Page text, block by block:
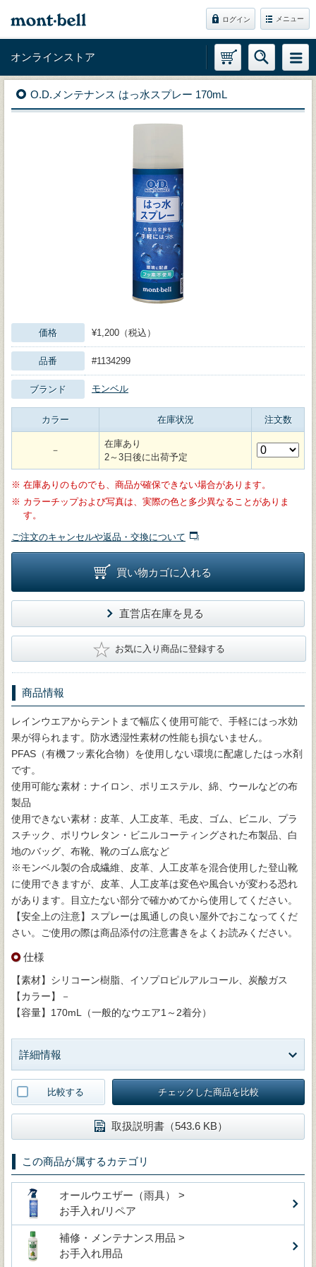
ログイン メニュー
オンラインストア
O.D.メンテナンス はっ水スプレー 170mL
価格 ¥1,200（税込）
品番 #1134299
ブランド モンベル
カラー 在庫状況 注文数
－
在庫あり
2～3日後に出荷予定
※ 在庫ありのものでも、商品が確保できない場合があります。
※ カラーチップおよび写真は、実際の色と多少異なることがありま
す。
ご注文のキャンセルや返品・交換について
買い物カゴに入れる
直営店在庫を見る
★ お気に入り商品に登録する
商品情報
レインウエアからテントまで幅広く使用可能で、手軽にはっ水効
果が得られます。防水透湿性素材の性能も損ないません。
PFAS（有機フッ素化合物）を使用しない環境に配慮したはっ水剤
です。
使用可能な素材：ナイロン、ポリエステル、綿、ウールなどの布
製品
使用できない素材：皮革、人工皮革、毛皮、ゴム、ビニル、プラ
スチック、ポリウレタン・ビニルコーティングされた布製品、白
地のバッグ、布靴、靴のゴム底など
※モンベル製の合成繊維、皮革、人工皮革を混合使用した登山靴
に使用できますが、皮革、人工皮革は変色や風合いが変わる恐れ
があります。目立たない部分で確かめてから使用してください。
【安全上の注意】スプレーは風通しの良い屋外でおこなってくだ
さい。ご使用の際は商品添付の注意書きをよくお読みください。
仕様
【素材】シリコーン樹脂、イソプロピルアルコール、炭酸ガス
【カラー】－
【容量】170mL（一般的なウエア1～2着分）
詳細情報
比較する チェックした商品を比較
取扱説明書（543.6 KB）
この商品が属するカテゴリ
オールウエザー（雨具） >
お手入れ/リペア
補修・メンテナンス用品 >
お手入れ用品